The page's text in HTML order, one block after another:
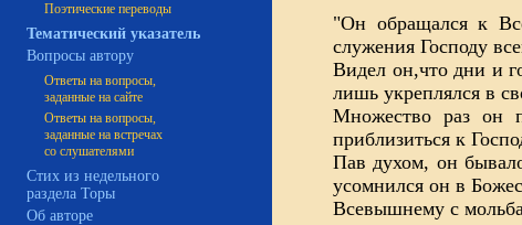
Поэтические переводы
Тематический указатель
Вопросы автору
Ответы на вопросы,
заданные на сайте
Ответы на вопросы,
заданные на встречах
со слушателями
Стих из недельного
раздела Торы
Об авторе
"Он обращался к
служения Господу
Видел он,что дни и
лишь укреплялся в
Множество раз он
приблизиться к
Пав духом, он
усомнился он в
Всевышнему с